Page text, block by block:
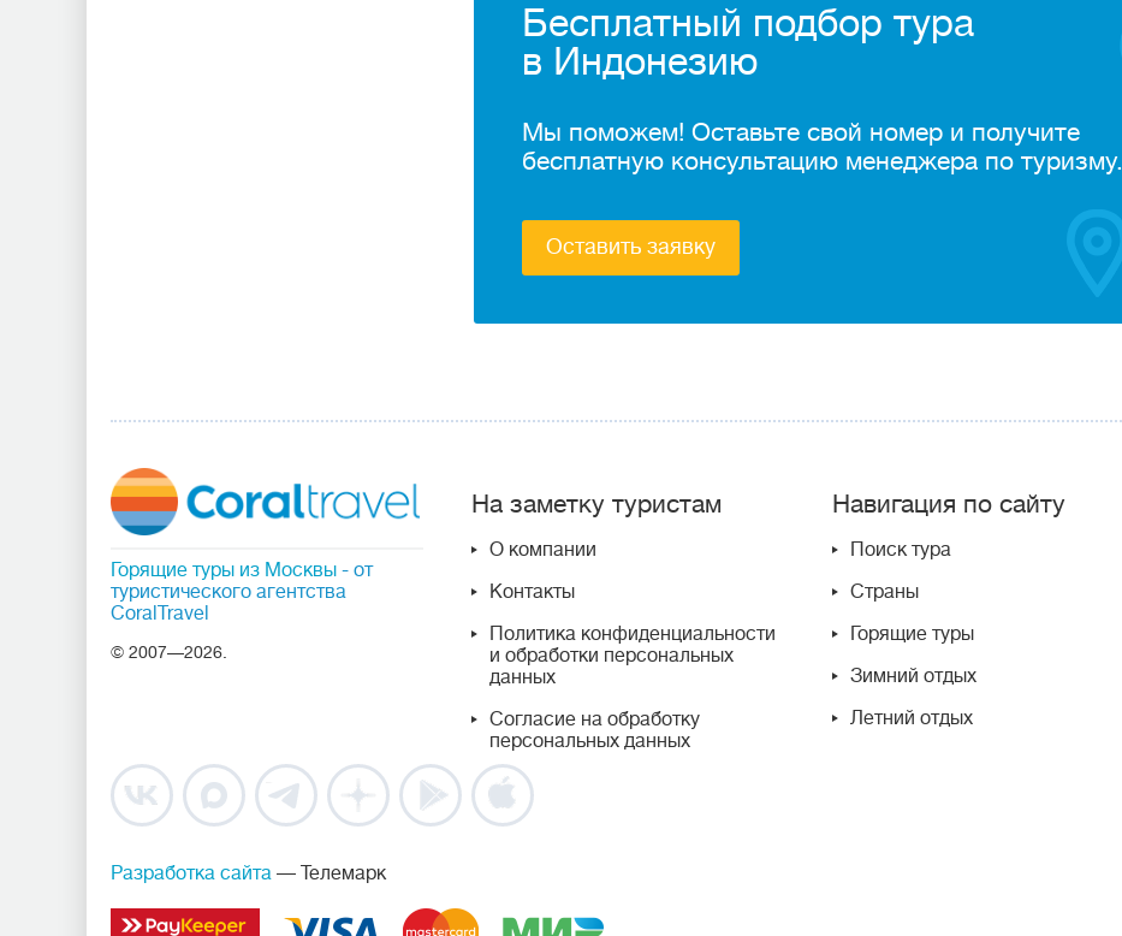
Бесплатный подбор тура
в Индонезию
Мы поможем! Оставьте свой номер и получите
бесплатную консультацию менеджера по туризму.
Оставить заявку
Горящие туры из Москвы - от
туристического агентства
CoralTravel
© 2007—2026.
На заметку туристам
О компании
Контакты
Политика конфиденциальности
и обработки персональных
данных
Согласие на обработку
персональных данных
Навигация по сайту
Поиск тура
Страны
Горящие туры
Зимний отдых
Летний отдых
Разработка сайта — Телемарк